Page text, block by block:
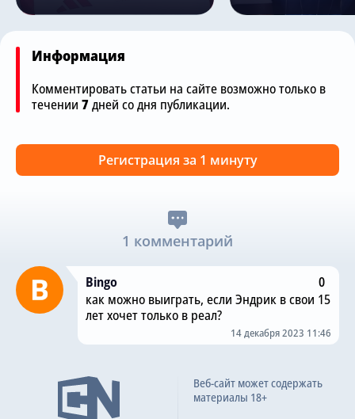
Информация
Комментировать статьи на сайте возможно только в
течении 7дней со дня публикации.
Регистрация за 1 минуту
1 комментарий
Bingo
0
как можно выиграть, если Эндрик в свои 15
лет хочет только в реал?
14 декабря 2023 11:46
Веб-сайт может содержать
материалы 18+